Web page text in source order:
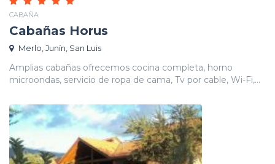
CABAÑA
Cabañas Horus
Merlo, Junín, San Luis
Amplias cabañas ofrecemos cocina completa, horno
microondas, servicio de ropa de cama, Tv por cable, Wi-Fi,...